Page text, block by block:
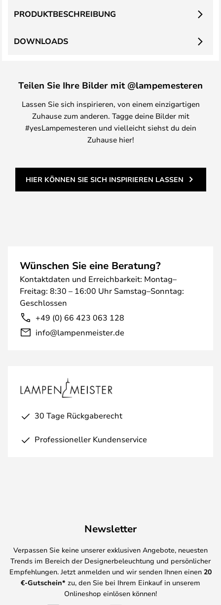
PRODUKTBESCHREIBUNG
DOWNLOADS
Teilen Sie Ihre Bilder mit @lampemesteren
Lassen Sie sich inspirieren, von einem einzigartigen
Zuhause zum anderen. Tagge deine Bilder mit
#yesLampemesteren und vielleicht siehst du dein
Zuhause hier!
HIER KÖNNEN SIE SICH INSPIRIEREN LASSEN
Wünschen Sie eine Beratung?
Kontaktdaten und Erreichbarkeit: Montag–
Freitag: 8:30 – 16:00 Uhr Samstag–Sonntag:
Geschlossen
+49 (0) 66 423 063 128
info@lampenmeister.de
30 Tage Rückgaberecht
Professioneller Kundenservice
Newsletter
Verpassen Sie keine unserer exklusiven Angebote, neuesten
Trends im Bereich der Designerbeleuchtung und persönlicher
Empfehlungen. Jetzt anmelden und wir senden Ihnen einen 20
€-Gutschein* zu, den Sie bei Ihrem Einkauf in unserem
Onlineshop einlösen können!